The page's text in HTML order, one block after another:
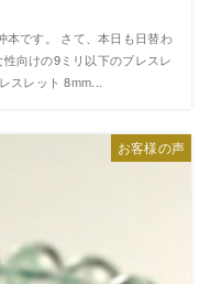
本です。 さて、本日も日替わ
向けの9ミリ以下のブレスレ
スレット 8mm...
お客様の声